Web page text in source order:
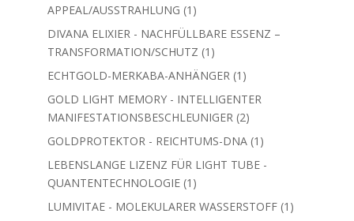
APPEAL/AUSSTRAHLUNG 1 1
Produkt
DIVANA ELIXIER - NACHFÜLLBARE ESSENZ –
TRANSFORMATION/SCHUTZ 1 1
Produkt
ECHTGOLD-MERKABA-ANHÄNGER 1 1
Produkt
GOLD LIGHT MEMORY - INTELLIGENTER
MANIFESTATIONSBESCHLEUNIGER 22
Produkte
GOLDPROTEKTOR - REICHTUMS-DNA 1 1
Produkt
LEBENSLANGE LIZENZ FÜR LIGHT TUBE -
QUANTENTECHNOLOGIE 1 1
Produkt
LUMIVITAE - MOLEKULARER WASSERSTOFF 1 1